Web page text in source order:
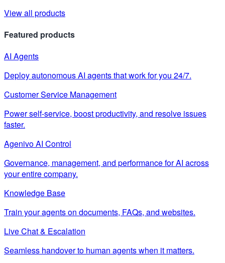
View all products
Featured products
AI Agents
Deploy autonomous AI agents that work for you 24/7.
Customer Service Management
Power self-service, boost productivity, and resolve issues
faster.
Agenivo AI Control
Governance, management, and performance for AI across
your entire company.
Knowledge Base
Train your agents on documents, FAQs, and websites.
Live Chat & Escalation
Seamless handover to human agents when it matters.